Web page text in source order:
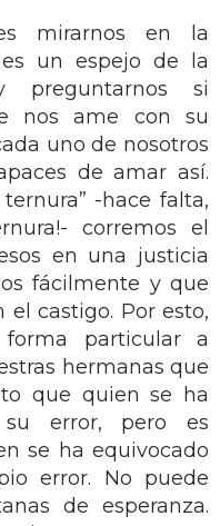
mirarnos en la
un espejo de la
preguntarnos si
nos ame con su
uno de nosotros
de amar así.
-hace falta,
corremos el
en una justicia
fácilmente y que
castigo. Por esto,
particular a
hermanas que
que quien se ha
su error, pero es
se ha equivocado
error. No puede
de esperanza.